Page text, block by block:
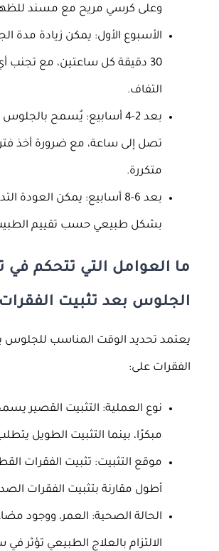
وعلى كرسي مريح مع مسند
30 دقيقة كل ساعتين، مع تجنب
التفاف.
بعد 2-4 أسابيع: يُسمح
تصل إلى ساعة، مع ضرورة أخذ
متكررة.
بعد 6-8 أسابيع: يمكن العودة
بشكل طبيعي حسب تقييم
ما العوامل التي تتحكم في
الجلوس بعد تثبيت
يعتمد تحديد الوقت المناسب للجلوس
الفقرات على:
نوع العملية: التثبيت القصير
مبكرًا، بينما التثبيت الطويل
موقع التثبيت: تثبيت الفقرات
أطول مقارنة بتثبيت الفقرات
الحالة الصحية: العمر، ووجود
الالتزام بالعلاج الطبيعي تؤثر